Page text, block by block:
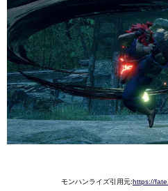
モンハンライズ引用元:https://